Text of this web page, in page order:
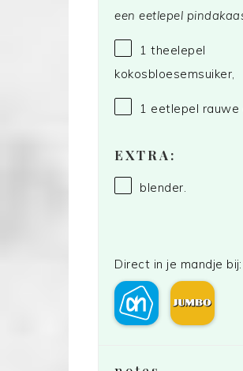
een eetlepel
1 theelepel
kokosbloesemsuiker,
1 eetlepel rauwe
EXTRA:
blender.
Direct in je mandje bij: